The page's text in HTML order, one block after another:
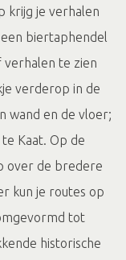
krijg je verhalen
biertaphendel
verhalen te zien
verderop in de
wand en de vloer;
Kaat. Op de
over de bredere
kun je routes op
tot
historische